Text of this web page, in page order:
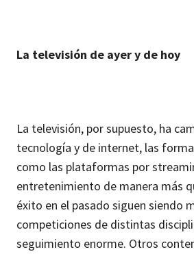
La televisión de ayer y de hoy
La televisión, por supuesto, ha
tecnología y de internet, las
como las plataformas por
entretenimiento de manera más
éxito en el pasado siguen siendo
competiciones de distintas
seguimiento enorme. Otros